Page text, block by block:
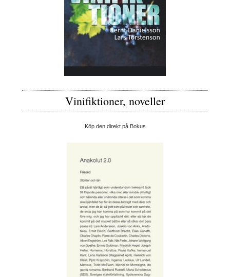
Vinifiktioner, noveller
Köp den direkt på Bokus